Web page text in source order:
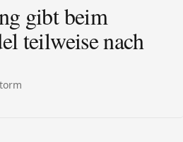
gibt beim
teilweise nach